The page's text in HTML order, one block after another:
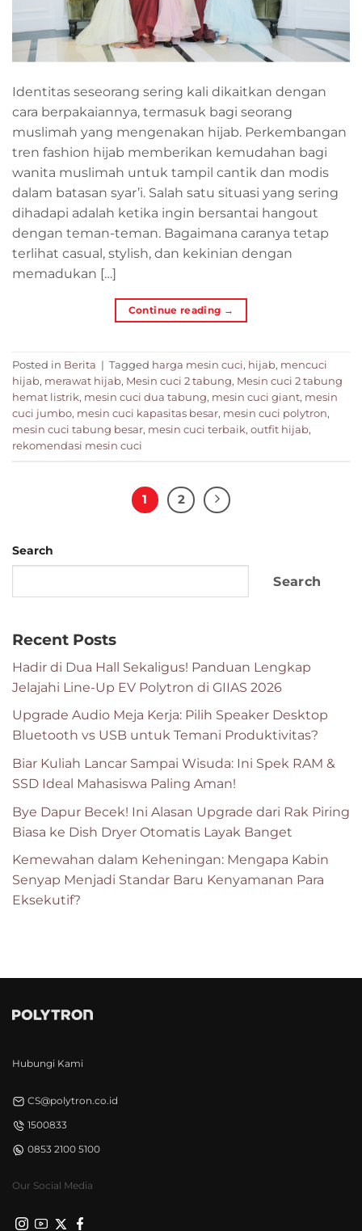
Identitas seseorang sering kali dikaitkan dengan
cara berpakaiannya, termasuk bagi seorang
muslimah yang mengenakan hijab. Perkembangan
tren fashion hijab memberikan kemudahan bagi
wanita muslimah untuk tampil cantik dan modis
dalam batasan syar’i. Salah satu situasi yang sering
dihadapi adalah ketika ingin bersantai hangout
dengan teman-teman. Bagaimana caranya tetap
terlihat casual, stylish, dan kekinian dengan
memadukan […]
Continue reading →
Posted in Berita | Tagged harga mesin cuci, hijab, mencuci
hijab, merawat hijab, Mesin cuci 2 tabung, Mesin cuci 2 tabung
hemat listrik, mesin cuci dua tabung, mesin cuci giant, mesin
cuci jumbo, mesin cuci kapasitas besar, mesin cuci polytron,
mesin cuci tabung besar, mesin cuci terbaik, outfit hijab,
rekomendasi mesin cuci
1 2
Search
Search
Recent Posts
Hadir di Dua Hall Sekaligus! Panduan Lengkap
Jelajahi Line-Up EV Polytron di GIIAS 2026
Upgrade Audio Meja Kerja: Pilih Speaker Desktop
Bluetooth vs USB untuk Temani Produktivitas?
Biar Kuliah Lancar Sampai Wisuda: Ini Spek RAM &
SSD Ideal Mahasiswa Paling Aman!
Bye Dapur Becek! Ini Alasan Upgrade dari Rak Piring
Biasa ke Dish Dryer Otomatis Layak Banget
Kemewahan dalam Keheningan: Mengapa Kabin
Senyap Menjadi Standar Baru Kenyamanan Para
Eksekutif?
Hubungi Kami
CS@polytron.co.id
1500833
0853 2100 5100
Our Social Media